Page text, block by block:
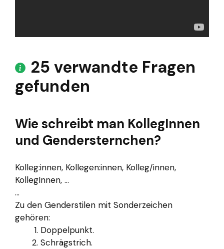
25 verwandte Fragen
gefunden
Wie schreibt man KollegInnen
und Gendersternchen?
Kolleg:innen, Kollegen:innen, Kolleg/innen,
KollegInnen, …
...
Zu den Genderstilen mit Sonderzeichen
gehören:
Doppelpunkt.
Schrägstrich.